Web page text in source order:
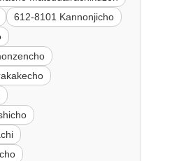
612-8101 Kannonjicho